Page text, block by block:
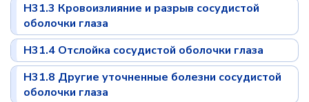
H31.3 Кровоизлияние и разрыв сосудистой
оболочки глаза
H31.4 Отслойка сосудистой оболочки глаза
H31.8 Другие уточненные болезни сосудистой
оболочки глаза